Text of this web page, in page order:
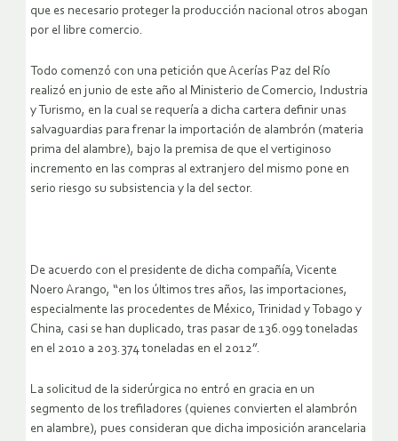
que es necesario proteger la producción nacional otros abogan
por el libre comercio.
Todo comenzó con una petición que Acerías Paz del Río
realizó en junio de este año al Ministerio de Comercio, Industria
y Turismo, en la cual se requería a dicha cartera definir unas
salvaguardias para frenar la importación de alambrón (materia
prima del alambre), bajo la premisa de que el vertiginoso
incremento en las compras al extranjero del mismo pone en
serio riesgo su subsistencia y la del sector.
De acuerdo con el presidente de dicha compañía, Vicente
Noero Arango, “en los últimos tres años, las importaciones,
especialmente las procedentes de México, Trinidad y Tobago y
China, casi se han duplicado, tras pasar de 136.099 toneladas
en el 2010 a 203.374 toneladas en el 2012”.
La solicitud de la siderúrgica no entró en gracia en un
segmento de los trefiladores (quienes convierten el alambrón
en alambre), pues consideran que dicha imposición arancelaria